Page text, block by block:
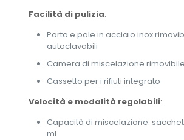
Facilità di pulizia:
Porta e pale in acciaio inox
autoclavabili
Camera di miscelazione rimovibile
Cassetto per i rifiuti integrato
Velocità e modalità regolabili:
Capacità di miscelazione:
ml